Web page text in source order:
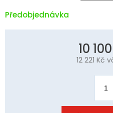
Předobjednávka
10
12 221 Kč